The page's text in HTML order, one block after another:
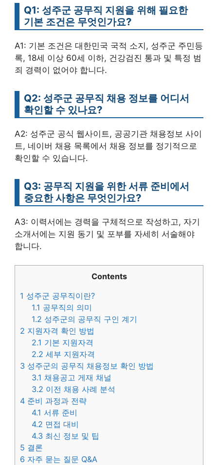
Q1: 성주군 공무직 지원을 위해 필요한
기본 조건은 무엇인가요?
A1: 기본 조건은 대한민국 국적 소지, 성주군 주민등
록, 18세 이상 60세 이하, 건강검진 통과 및 특정 범
죄 경력이 없어야 합니다.
Q2: 성주군 공무직 채용 정보를 어디서
확인할 수 있나요?
A2: 성주군 공식 웹사이트, 공공기관 채용정보 사이
트, 네이버 채용 목록에서 채용 정보를 정기적으로
확인할 수 있습니다.
Q3: 공무직 지원을 위한 서류 준비에서
중요한 사항은 무엇인가요?
A3: 이력서에는 경력을 구체적으로 작성하고, 자기
소개서에는 지원 동기 및 포부를 자세히 서술해야
합니다.
Contents
1 성주군 공무직이란?
1.1 공무직의 의미
1.2 성주군의 공무직 구인 계기
2 지원자격 확인 방법
2.1 기본 지원자격
2.2 세부 지원자격
3 성주군의 공무직 채용정보 확인 방법
3.1 채용공고 게재 채널
3.2 이전 채용 사례 분석
4 준비 과정과 전략
4.1 서류 준비
4.2 면접 대비
4.3 최신 정보 및 팁
5 결론
6 자주 묻는 질문 Q&A